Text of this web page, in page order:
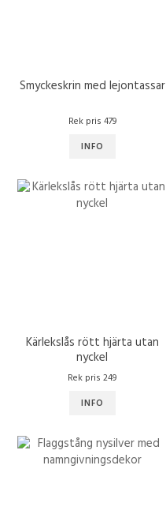
Smyckeskrin med lejontassar
Rek pris 479
INFO
Kärlekslås rött hjärta utan
nyckel
Rek pris 249
INFO